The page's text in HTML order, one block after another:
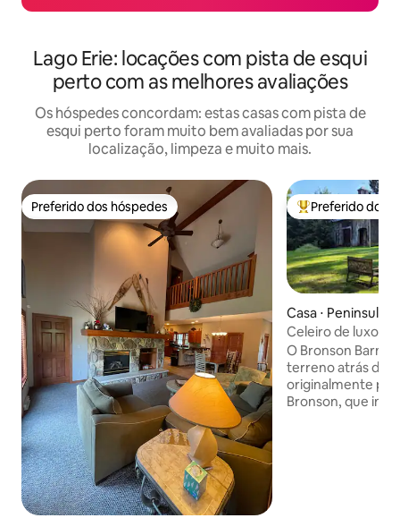
Lago Erie: locações com pista de esqui
perto com as melhores avaliações
Os hóspedes concordam: estas casas com pista de
esqui perto foram muito bem avaliadas por sua
localização, limpeza e muito mais.
Preferido dos hóspedes
Preferido dos hóspedes Entre os
Preferido dos
Casa ⋅ Peninsula
Celeiro de luxo
parque nacional
O Bronson Barn
terreno atrás da
originalmente
Bronson, que